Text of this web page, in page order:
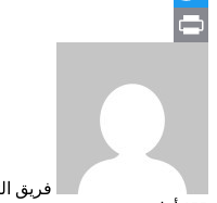
Twitter
فريق